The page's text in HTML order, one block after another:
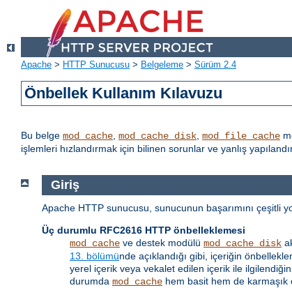
Apache > HTTP Sunucusu > Belgeleme > Sürüm 2.4
Önbellek Kullanım Kılavuzu
Bu belge mod_cache, mod_cache_disk, mod_file_cache
işlemleri hızlandırmak için bilinen sorunlar ve yanlış
Giriş
Apache HTTP sunucusu, sunucunun başarımını çeşitli
Üç durumlu RFC2616 HTTP önbelleklemesi
mod_cache ve destek modülü mod_cache_disk
13. bölümünde açıklandığı gibi, içeriğin
yerel içerik veya vekalet edilen içerik ile
durumda mod_cache hem basit hem de karmaşık